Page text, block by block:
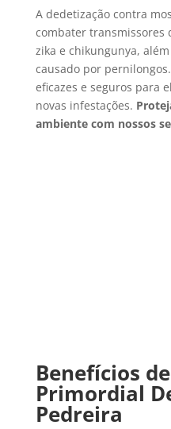
A dedetização contra
combater transmissores
zika e chikungunya,
causado por
eficazes e seguros para
novas infestações.
ambiente com nossos
Benefícios
Primordial
Pedreira